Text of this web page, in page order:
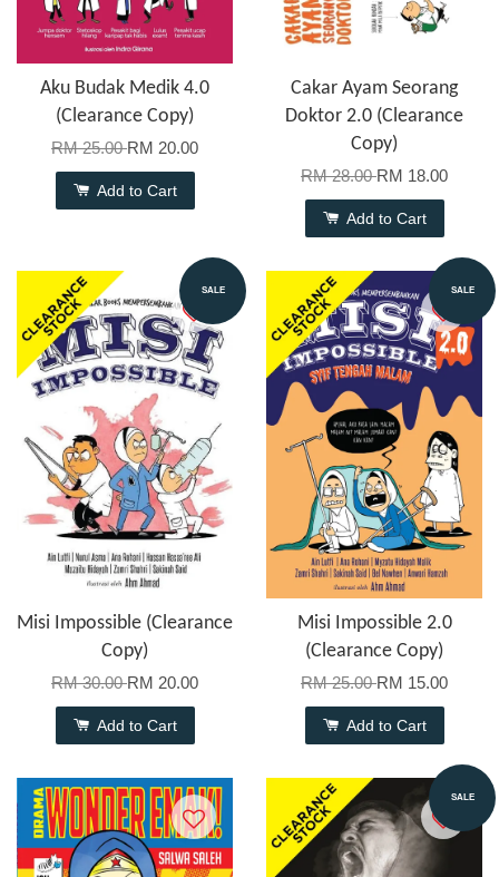
Aku Budak Medik 4.0
(Clearance Copy)
RM 25.00RM 20.00
Add to Cart
Cakar Ayam Seorang
Doktor 2.0 (Clearance
Copy)
RM 28.00RM 18.00
Add to Cart
SALE
Misi Impossible (Clearance
Copy)
RM 30.00RM 20.00
Add to Cart
SALE
Misi Impossible 2.0
(Clearance Copy)
RM 25.00RM 15.00
Add to Cart
SALE